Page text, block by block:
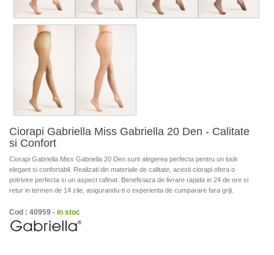
Ciorapi Gabriella Miss Gabriella 20 Den - Calitate
si Confort
Ciorapi Gabriella Miss Gabriella 20 Den sunt alegerea perfecta pentru un look
elegant si confortabil. Realizati din materiale de calitate, acesti ciorapi ofera o
potrivire perfecta si un aspect rafinat. Beneficiaza de livrare rapida in 24 de ore si
retur in termen de 14 zile, asigurandu-ti o experienta de cumparare fara griji.
Cod : 40959 - in stoc